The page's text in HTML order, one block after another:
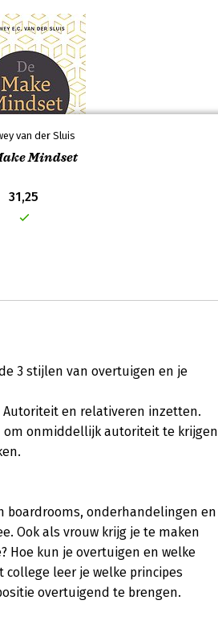
van der Sluis
Mindset
31,25
3 stijlen van overtuigen en je
Autoriteit en relativeren inzetten.
om onmiddellijk autoriteit te krijgen
boardrooms, onderhandelingen en
Ook als vrouw krijg je te maken
Hoe kun je overtuigen en welke
leer je welke principes
overtuigend te brengen.